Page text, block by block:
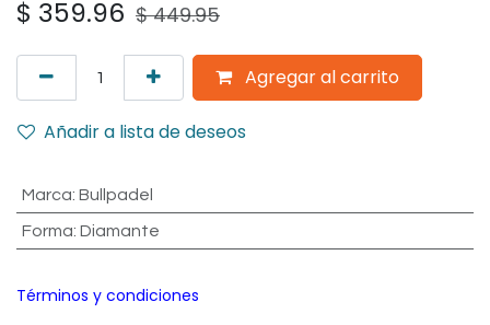
$ 359.96 $449.95
Agregar al carrito
Añadir a lista de deseos
Marca: Bullpadel
Forma: Diamante
Términos y condiciones